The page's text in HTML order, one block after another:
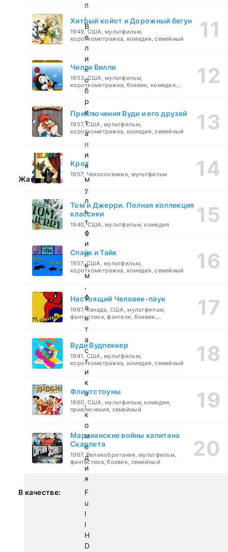
я
,
В
е
л
и
к
о
б
р
и
т
а
н
и
я
Жанр:
м
у
л
ь
т
ф
и
л
ь
м
,
ф
а
н
т
а
с
т
и
к
а
,
к
о
м
е
д
и
я
В качестве:
F
u
l
l
H
D
Хитрый койот и Дорожный бегун
1949, США, мультфильм,
короткометражка, комедия, семейный
Чилли Вилли
1953, США, мультфильм,
короткометражка, боевик, комедия,
приключения, семейный
Приключения Вуди и его друзей
1957, США, мультфильм,
короткометражка, комедия, семейный
Крот
1957, Чехословакия, мультфильм
Том и Джерри. Полная коллекция
классики
1940, США, мультфильм, комедия
Спайк и Тайк
1957, США, мультфильм,
короткометражка, комедия, семейный
Настоящий Человек-паук
1967, Канада, США, мультфильм,
фантастика, фэнтези, боевик,
Вуди Вудпеккер
1941, США, мультфильм,
короткометражка, комедия, семейный
Флинтстоуны
1960, США, мультфильм, комедия,
приключения, семейный
Марсианские войны капитана
Скарлета
1967, Великобритания, мультфильм,
фантастика, боевик, семейный